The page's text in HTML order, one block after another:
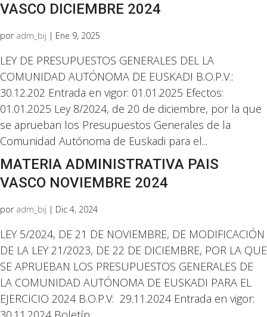
VASCO DICIEMBRE 2024
por adm_bij | Ene 9, 2025
LEY DE PRESUPUESTOS GENERALES DEL LA
COMUNIDAD AUTÓNOMA DE EUSKADI B.O.P.V.:
30.12.202 Entrada en vigor: 01.01.2025 Efectos:
01.01.2025 Ley 8/2024, de 20 de diciembre, por la que
se aprueban los Presupuestos Generales de la
Comunidad Autónoma de Euskadi para el...
MATERIA ADMINISTRATIVA PAIS
VASCO NOVIEMBRE 2024
por adm_bij | Dic 4, 2024
LEY 5/2024, DE 21 DE NOVIEMBRE, DE MODIFICACIÓN
DE LA LEY 21/2023, DE 22 DE DICIEMBRE, POR LA QUE
SE APRUEBAN LOS PRESUPUESTOS GENERALES DE
LA COMUNIDAD AUTÓNOMA DE EUSKADI PARA EL
EJERCICIO 2024 B.O.P.V: 29.11.2024 Entrada en vigor: